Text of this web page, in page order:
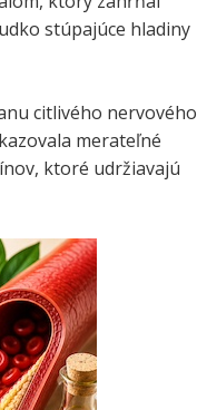
stúpajúce hladiny
citlivého nervového
merateľné
ktoré udržiavajú